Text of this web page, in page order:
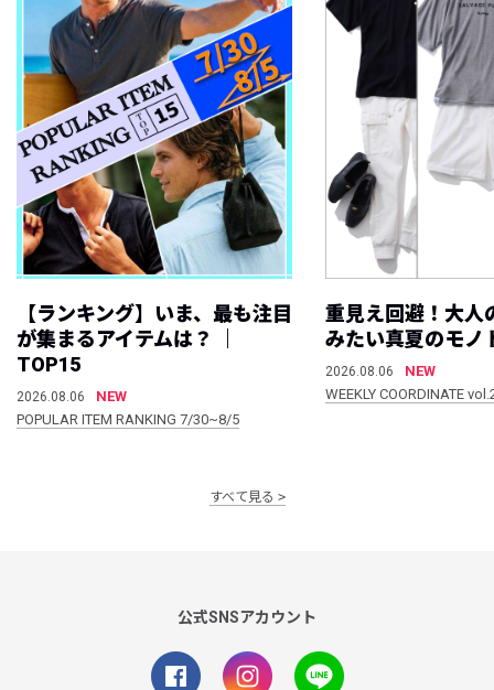
【ランキング】いま、最も注目
が集まるアイテムは？ ｜
TOP15
2026.08.06
NEW
POPULAR ITEM RANKING 7/30~8/5
重見え回避！大人
みたい真夏のモノ
2026.08.06
NEW
WEEKLY COORDINATE
すべて見る
公式SNSアカウント